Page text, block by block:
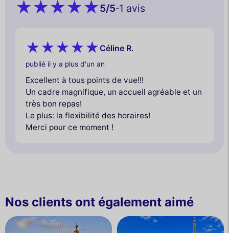
5/5-1 avis
Céline R.
publié il y a plus d'un an
Excellent à tous points de vue!!!
Un cadre magnifique, un accueil agréable et un
très bon repas!
Le plus: la flexibilité des horaires!
Merci pour ce moment !
Nos clients ont également aimé